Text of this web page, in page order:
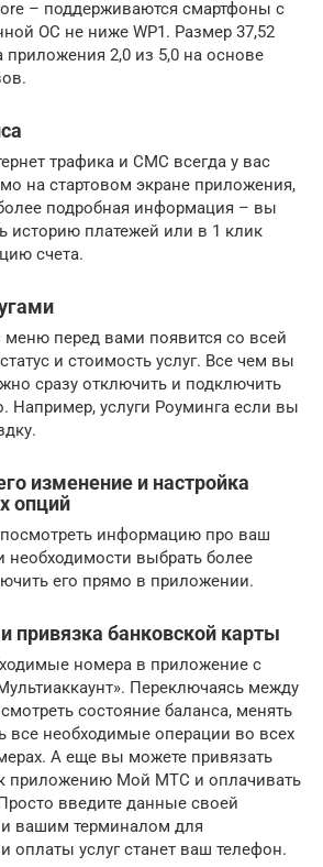
– поддерживаются смартфоны с
ОС не ниже WP1. Размер 37,52
2,0 из 5,0 на основе
трафика и СМС всегда у вас
на стартовом экране приложения,
подробная информация – вы
историю платежей или в 1 клик
счета.
перед вами появится со всей
и стоимость услуг. Все чем вы
сразу отключить и подключить
Например, услуги Роуминга если вы
изменение и настройка
опций
информацию про ваш
необходимости выбрать более
его прямо в приложении.
привязка банковской карты
номера в приложение с
Переключаясь между
состояние баланса, менять
все необходимые операции во всех
А еще вы можете привязать
к приложению Мой МТС и оплачивать
введите данные своей
вашим терминалом для
оплаты услуг станет ваш телефон.